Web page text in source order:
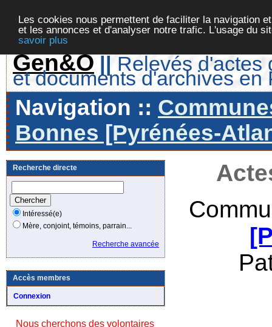
Les cookies nous permettent de faciliter la navigation
et les annonces et d'analyser notre trafic. L'usage du
savoir plus
Gen&O || Relevés d'actes
et documents d'archives en
Navigation ::
Bonnes [Pyrénées-
Recherche directe
Intéressé(e)
Mère, conjoint, témoins, parrain...
Recherche avancée
Accès membres
Connexion
Nous cherchons des volontaires